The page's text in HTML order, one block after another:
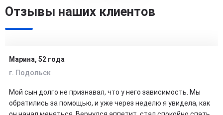
Отзывы наших клиентов
Марина, 52 года
г. Подольск
Мой сын долго не признавал, что у него зависимость. Мы
обратились за помощью, и уже через неделю я увидела, как